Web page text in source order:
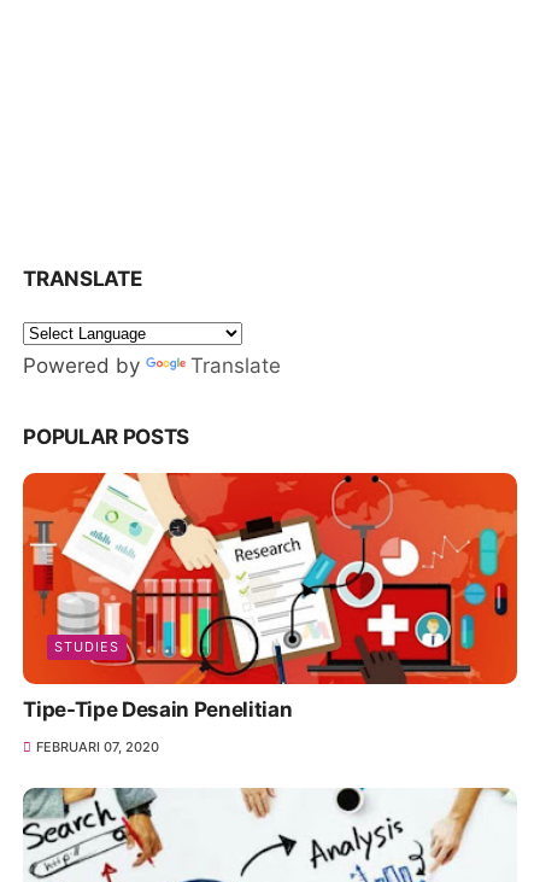
TRANSLATE
Powered by Translate
POPULAR POSTS
STUDIES
Tipe-Tipe Desain Penelitian
FEBRUARI 07, 2020